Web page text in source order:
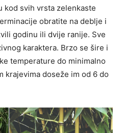
kod svih vrsta zelenkaste
obratite na deblje i
godinu ili dvije ranije. Sve
karaktera. Brzo se šire i
temperature do minimalno
krajevima doseže im od 6 do